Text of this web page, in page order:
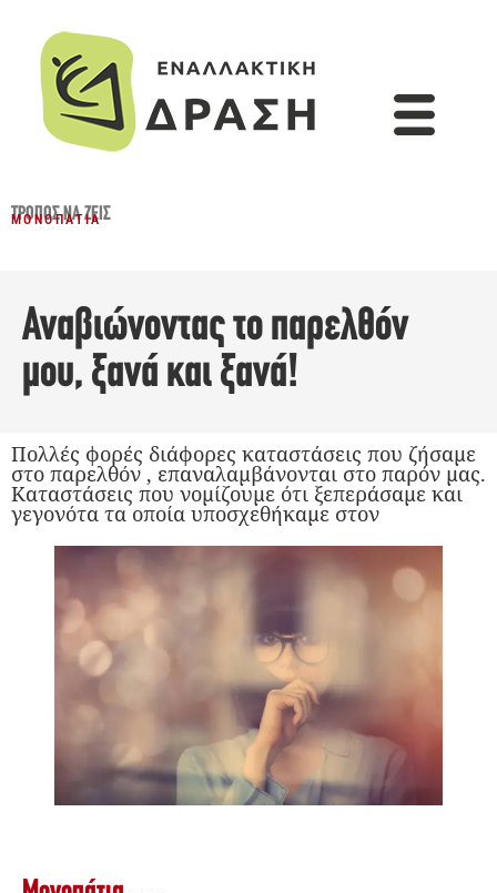
ΤΡΌΠΟΣ ΝΑ ΖΕΙΣ
ΜΟΝΟΠΆΤΙΑ
Αναβιώνοντας το παρελθόν
μου, ξανά και ξανά!
Πολλές φορές διάφορες καταστάσεις που ζήσαμε
στο παρελθόν , επαναλαμβάνονται στο παρόν μας.
Καταστάσεις που νομίζουμε ότι ξεπεράσαμε και
γεγονότα τα οποία υποσχεθήκαμε στον